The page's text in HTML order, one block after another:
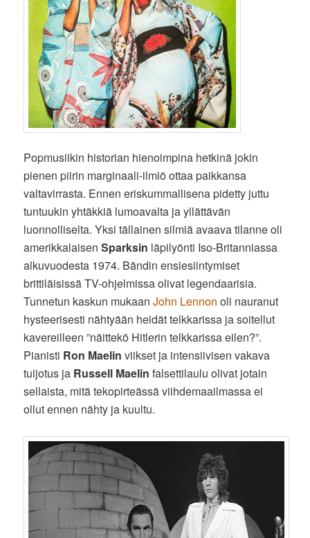
Popmusiikin historian hienoimpina hetkinä jokin
pienen piirin marginaali-ilmiö ottaa paikkansa
valtavirrasta. Ennen eriskummallisena pidetty juttu
tuntuukin yhtäkkiä lumoavalta ja yllättävän
luonnolliselta. Yksi tällainen silmiä avaava tilanne oli
amerikkalaisenSparksin läpilyönti Iso-Britanniassa
alkuvuodesta 1974. Bändin ensiesiintymiset
brittiläisissä TV-ohjelmissa olivat legendaarisia.
Tunnetun kaskun mukaanJohn Lennon oli nauranut
hysteerisesti nähtyään heidät telkkarissa ja soitellut
kavereilleen ”näittekö Hitlerin telkkarissa eilen?”.
Pianisti Ron Maelin viikset ja intensiivisen vakava
tuijotus ja Russell Maelin falsettilaulu olivat jotain
sellaista, mitä tekopirteässä viihdemaailmassa ei
ollut ennen nähty ja kuultu.